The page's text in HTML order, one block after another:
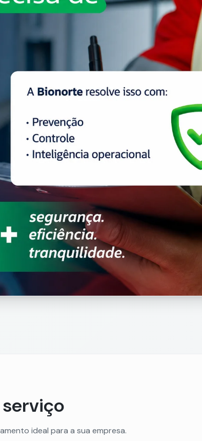
serviço
ideal para a sua empresa.